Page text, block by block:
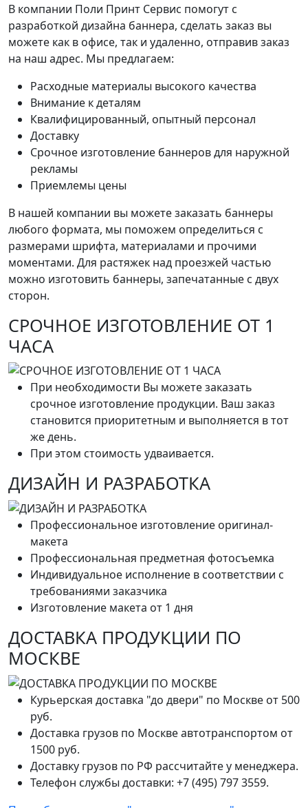
В компании Поли Принт Сервис помогут с
разработкой дизайна баннера, сделать заказ вы
можете как в офисе, так и удаленно, отправив заказ
на наш адрес. Мы предлагаем:
Расходные материалы высокого качества
Внимание к деталям
Квалифицированный, опытный персонал
Доставку
Срочное изготовление баннеров для наружной
рекламы
Приемлемы цены
В нашей компании вы можете заказать баннеры
любого формата, мы поможем определиться с
размерами шрифта, материалами и прочими
моментами. Для растяжек над проезжей частью
можно изготовить баннеры, запечатанные с двух
сторон.
СРОЧНОЕ ИЗГОТОВЛЕНИЕ ОТ 1
ЧАСА
При необходимости Вы можете заказать
срочное изготовление продукции. Ваш заказ
становится приоритетным и выполняется в тот
же день.
При этом стоимость удваивается.
ДИЗАЙН И РАЗРАБОТКА
Профессиональное изготовление оригинал-
макета
Профессиональная предметная фотосъемка
Индивидуальное исполнение в соответствии с
требованиями заказчика
Изготовление макета от 1 дня
ДОСТАВКА ПРОДУКЦИИ ПО
МОСКВЕ
Курьерская доставка "до двери" по Москве от 500
руб.
Доставка грузов по Москве автотранспортом от
1500 руб.
Доставку грузов по РФ рассчитайте у менеджера.
Телефон службы доставки: +7 (495) 797 3559.